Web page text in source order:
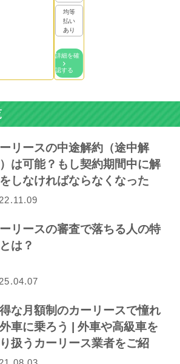
均等
払い
あり
詳細を確
認する
リースの中途解約（途中解
は可能？もし契約期間中に解
しなければならなくなった
リースの審査で落ちる人の特
は？
な月額制のカーリースで憧れ
車に乗ろう | 外車や高級車を
扱うカーリース業者をご紹